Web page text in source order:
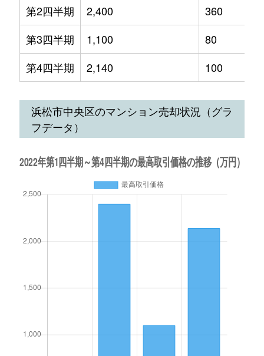
第2四半期 2,400
360
第3四半期
1,100
80
第4四半期
2,140 100
浜松市中央区のマンション売却状況（グラ
フデータ）